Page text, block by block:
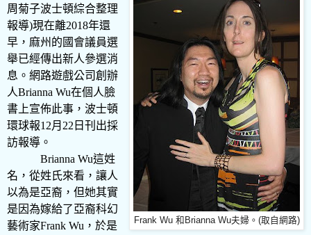
Frank Wu 和Brianna Wu夫婦。(取自網路)
周菊子波士頓綜合整理
報導)現在離2018年還
早，麻州的國會議員選
舉已經傳出新人參選消
息。網路遊戲公司創辦
人Brianna Wu在個人臉
書上宣佈此事，波士頓
環球報12月 22 日刊出採
訪報導。
Brianna Wu這姓
名，從姓氏來看，讓人
以為是亞裔，但她其實
是因為嫁給了亞裔科幻
藝術家Frank Wu ，於是